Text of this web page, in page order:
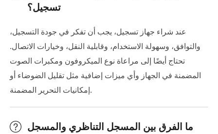
تسجيل؟
عند شراء جهاز تسجيل، يجب أن تفكر في جودة التسجيل،
والتوافق، وسهولة الاستخدام، وقابلية النقل، وخيارات الاتصال.
تحتاج أيضًا إلى مراعاة نوع الميكروفون ومكبرات الصوت
المضمنة في الجهاز وأي ميزات إضافية مثل تقليل الضوضاء أو
إمكانيات التحرير المضمنة.
ما الفرق بين المسجل التناظري والمسجل